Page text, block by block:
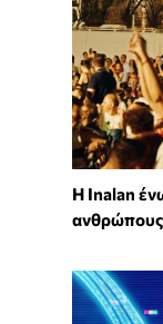
Η Inalan
ανθρώπους